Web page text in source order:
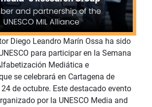
Diego Leandro Marín Ossa ha sido
para participar en la Semana
Mediática e
se celebrará en Cartagena de
de octubre. Este destacado evento
por la UNESCO Media and